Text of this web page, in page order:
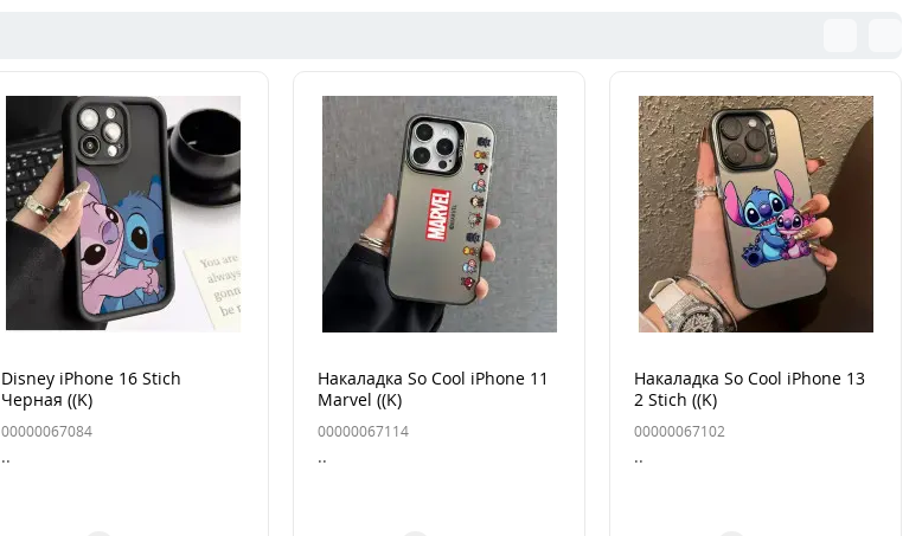
Disney iPhone 16 Stich
Черная ((K)
00000067084
..
Накаладка So Cool iPhone 11
Marvel ((K)
00000067114
..
Накаладка So Cool iPhone 13
2 Stich ((K)
00000067102
..